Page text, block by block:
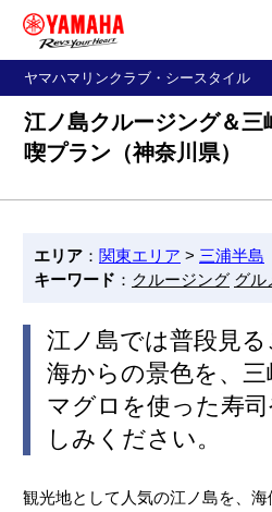
ヤマハマリンクラブ・シースタイル
江ノ島クルージング＆三
喫プラン（神奈川県）
エリア ： 関東エリア > 三浦半島
キーワード ： クルージング グル
江ノ島では普段見
海からの景色を、
マグロを使った寿
しみください。
観光地として人気の江ノ島を、